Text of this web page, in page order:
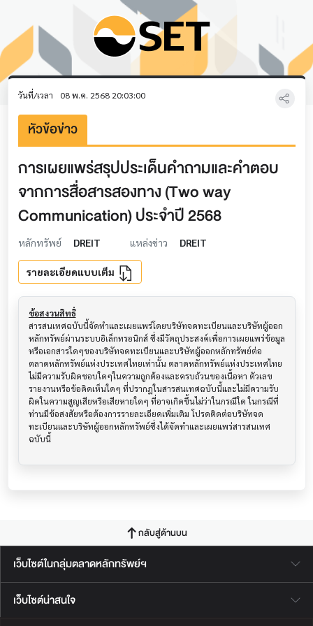
วันที่/เวลา 08 พ.ค. 2568 20:03:00
หัวข้อข่าว
การเผยแพร่สรุปประเด็นคำถามและคำตอบ
จากการสื่อสารสองทาง (Two way
Communication) ประจำปี 2568
หลักทรัพย์ DREIT แหล่งข่าว DREIT
รายละเอียดแบบเต็ม
ข้อสงวนสิทธิ์
สารสนเทศฉบับนี้จัดทำและเผยแพร่โดยบริษัทจดทะเบียนและบริษัทผู้ออก
หลักทรัพย์ผ่านระบบอิเล็กทรอนิกส์ ซึ่งมีวัตถุประสงค์เพื่อการเผยแพร่ข้อมูล
หรือเอกสารใดๆของบริษัทจดทะเบียนและบริษัทผู้ออกหลักทรัพย์ต่อ
ตลาดหลักทรัพย์แห่งประเทศไทยเท่านั้น ตลาดหลักทรัพย์แห่งประเทศไทย
ไม่มีความรับผิดชอบใดๆในความถูกต้องและครบถ้วนของเนื้อหา ตัวเลข
รายงานหรือข้อคิดเห็นใดๆ ที่ปรากฎในสารสนเทศฉบับนี้และไม่มีความรับ
ผิดในความสูญเสียหรือเสียหายใดๆ ที่อาจเกิดขึ้นไม่ว่าในกรณีใด ในกรณีที่
ท่านมีข้อสงสัยหรือต้องการรายละเอียดเพิ่มเติม โปรดติดต่อบริษัทจด
ทะเบียนและบริษัทผู้ออกหลักทรัพย์ซึ่งได้จัดทำและเผยแพร่สารสนเทศ
ฉบับนี้
กลับสู่ด้านบน
เว็บไซต์ในกลุ่มตลาดหลักทรัพย์ฯ
เว็บไซต์น่าสนใจ